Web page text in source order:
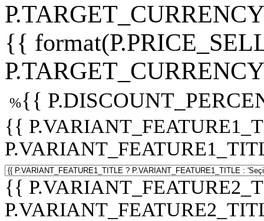
{{
%{{
{{
{{